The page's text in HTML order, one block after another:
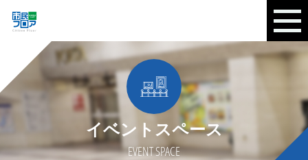
イベントスペース
EVENT SPACE